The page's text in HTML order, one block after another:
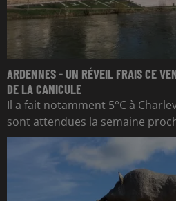
ARDENNES - UN RÉVEIL FRAIS CE
DE LA CANICULE
Il a fait notamment 5°C à
sont attendues la semaine